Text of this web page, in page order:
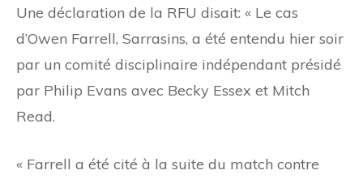
Une déclaration de la RFU disait: « Le cas
d’Owen Farrell, Sarrasins, a été entendu hier soir
par un comité disciplinaire indépendant présidé
par Philip Evans avec Becky Essex et Mitch
Read.
« Farrell a été cité à la suite du match contre